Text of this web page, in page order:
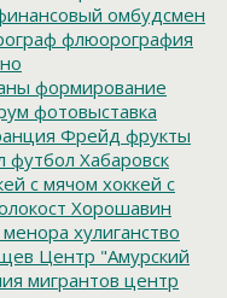
омбудсмен
флюорография
формирование
фотовыставка
Фрейд фрукты
футбол Хабаровск
с мячом хоккей с
Хорошавин
менора хулиганство
Центр "Амурский
мигрантов центр